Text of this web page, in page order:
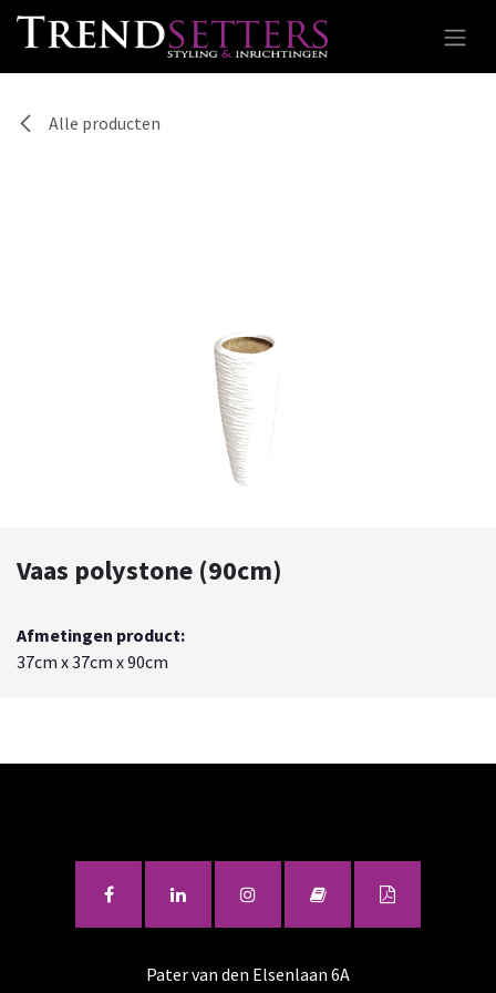
Overslaan naar inhoud
Alle producten
Vaas polystone (90cm)
Afmetingen product:
37cm x 37cm x 90cm
Pater van den Elsenlaan 6A